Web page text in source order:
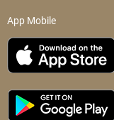
App Mobile